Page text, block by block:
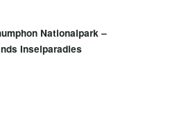
Nationalpark –
Inselparadies